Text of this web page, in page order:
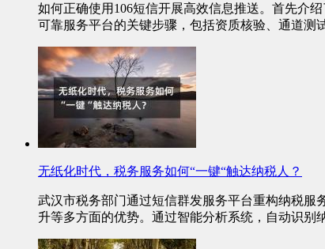
如何正确使用106短信开展高效信息推送。首先介
可靠服务平台的关键步骤，包括资质核验、通道测
无纸化时代，税务服务如何“一键“触达纳税人？
武汉市税务部门通过短信群发服务平台重构纳税服
升等多方面的优势。通过智能分析系统，自动识